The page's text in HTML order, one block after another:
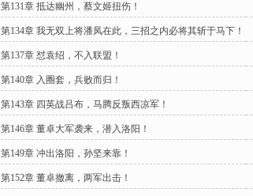
第131章 抵达幽州，蔡文姬扭伤！
第134章 我无双上将潘凤在此，三招之内必将其斩于马下！
第137章 怼袁绍，不入联盟！
第140章 入圈套，兵败而归！
第143章 四英战吕布，马腾反叛西凉军！
第146章 董卓大军袭来，潜入洛阳！
第149章 冲出洛阳，孙坚来靠！
第152章 董卓撤离，两军出击！